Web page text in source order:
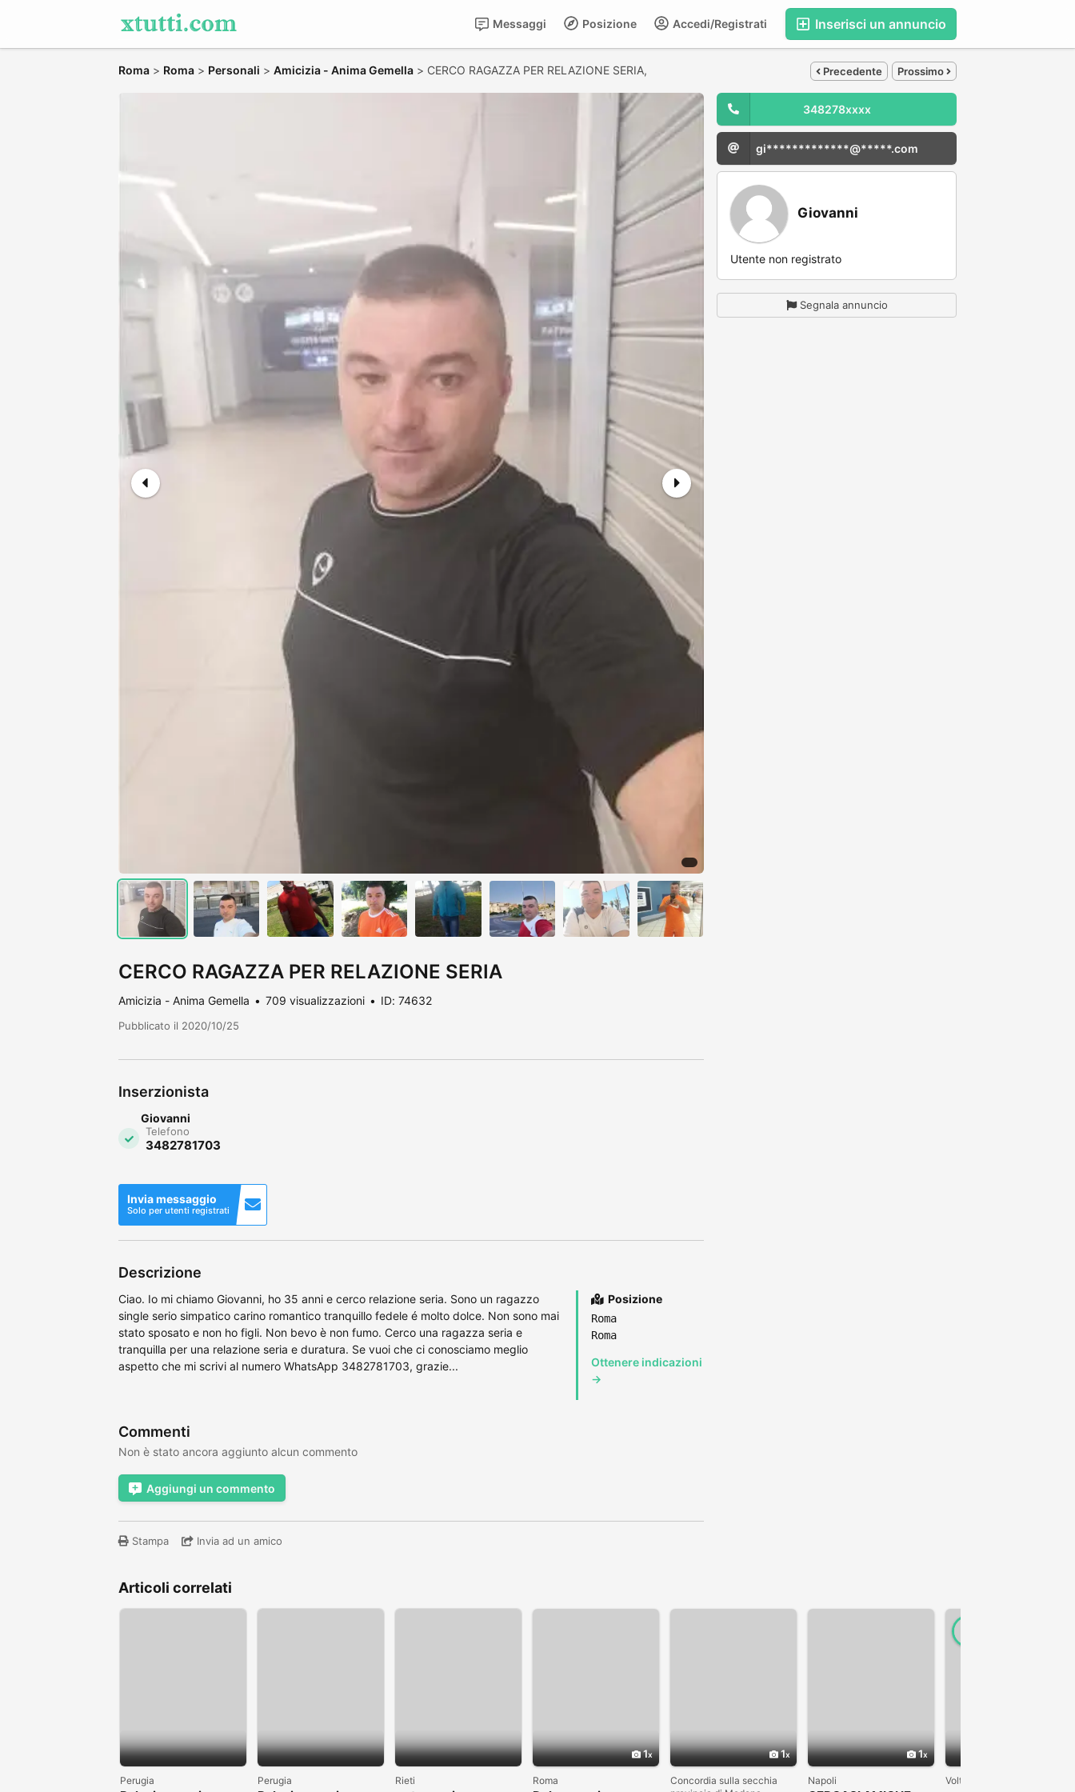
Inserisci un annuncio
Accedi/Registrati
Posizione
Messaggi
Roma > Roma > Personali > Amicizia - Anima Gemella > CERCO RAGAZZA PER RELAZIONE SERIA, Precedente Prossimo
CERCO RAGAZZA PER RELAZIONE SERIA
Amicizia - Anima Gemella 709 visualizzazioni ID: 74632
Pubblicato il 2020/10/25
Inserzionista
Giovanni
Telefono
3482781703
Invia messaggio
Solo per utenti registrati
Descrizione
Ciao. Io mi chiamo Giovanni, ho 35 anni e cerco relazione seria. Sono un ragazzo
single serio simpatico carino romantico tranquillo fedele é molto dolce. Non sono mai
stato sposato e non ho figli. Non bevo è non fumo. Cerco una ragazza seria e
tranquilla per una relazione seria e duratura. Se vuoi che ci conosciamo meglio
aspetto che mi scrivi al numero WhatsApp 3482781703, grazie...
Posizione
Roma
Roma
Ottenere indicazioni
→
Commenti
Non è stato ancora aggiunto alcun commento
Aggiungi un commento
Stampa Invia ad un amico
348278xxxx
gi*************@*****.com
Giovanni
Utente non registrato
Segnala annuncio
Articoli correlati
Perugia Perugia Rieti
1
Roma
1
Concordia sulla secchia
1
Napoli Volterra